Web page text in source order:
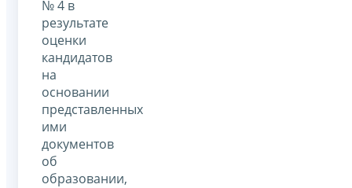
№ 4 в
результате
оценки
кандидатов
на
основании
представленных
ими
документов
об
образовании,